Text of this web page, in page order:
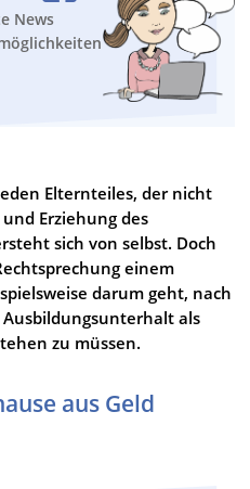
News
Elternteiles, der nicht
Erziehung des
sich von selbst. Doch
einem
darum geht, nach
als
zu müssen.
aus Geld